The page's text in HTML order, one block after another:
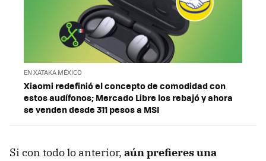
EN XATAKA MÉXICO
Xiaomi redefinió el concepto de comodidad con
estos audífonos; Mercado Libre los rebajó y ahora
se venden desde 311 pesos a MSI
Si con todo lo anterior, aún prefieres una